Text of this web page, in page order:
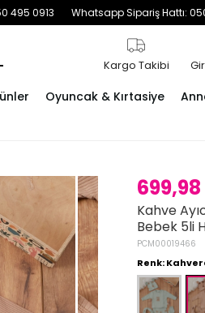
495 0913 Whatsapp Sipariş Hattı:
Kargo Takibi
Oyuncak & Kırtasiye
699,98
Kahve
Bebek 5li
PCM00019466
Renk: